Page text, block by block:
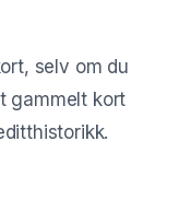
selv om du
gammelt kort